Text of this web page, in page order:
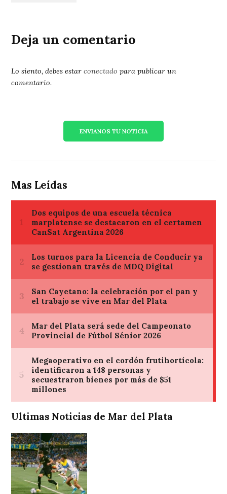
Deja un comentario
Lo siento, debes estarconectado para publicar un
comentario.
ENVIANOS TU NOTICIA
Mas Leídas
Ultimas Noticias de Mar del Plata